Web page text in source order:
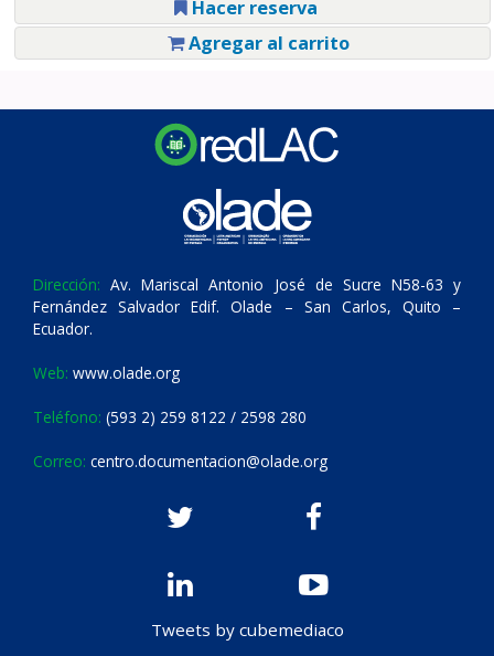
Hacer reserva
Agregar al carrito
Dirección: Av. Mariscal Antonio José de Sucre N58-63 y
Fernández Salvador Edif. Olade – San Carlos, Quito –
Ecuador.
Web: www.olade.org
Teléfono: (593 2) 259 8122 / 2598 280
Correo: centro.documentacion@olade.org
Tweets by cubemediaco